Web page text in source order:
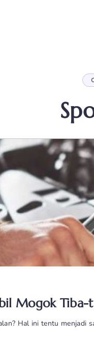
Mogok Tiba-
Hal ini tentu menjadi